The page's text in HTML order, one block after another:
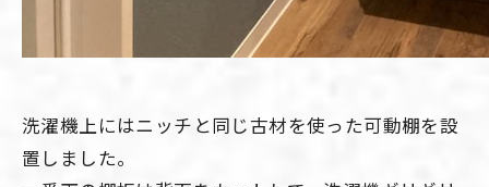
洗濯機上にはニッチと同じ古材を使った可動棚を設
置しました。